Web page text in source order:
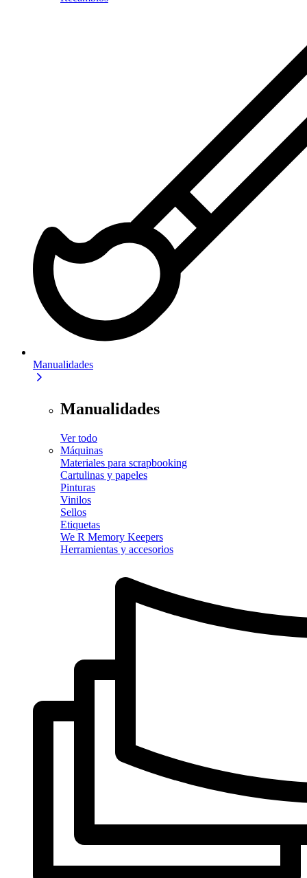
Manualidades
Manualidades
Ver todo
Máquinas
Materiales para scrapbooking
Cartulinas y papeles
Pinturas
Vinilos
Sellos
Etiquetas
We R Memory Keepers
Herramientas y accesorios